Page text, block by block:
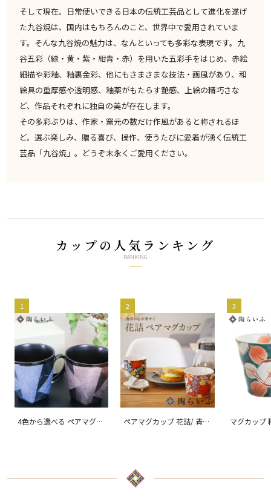
そして現在。日常使いできる日本の伝統工芸品として進化を遂げ
た九谷焼は、国内はもちろんのこと、世界中で愛用されていま
す。そんな九谷焼の魅力は、なんといっても多彩な表現です。九
谷五彩（緑・黄・紫・紺青・赤）を用いた五彩手をはじめ、赤絵
細描や彩釉、釉裏金彩、他にもさまさまな技法・画風があり、和
絵具の重厚感や透明感、釉薬がもたらす艶感、上絵の精巧さな
ど、作品それぞれに独自の美が存在します。
その多彩ぶりは、作家・窯元の数だけ作風があると称されるほ
ど。選ぶ楽しみ、贈る喜び、操作、使うたびに愛着が湧く伝統工
芸品「九谷焼」。どうぞ末永くご愛用ください。
カップの人気ランキング
RANKING
1
4色から選べる ペアマグカ
2
ペアマグカップ 花詰/ 青郊
3
マグカップ